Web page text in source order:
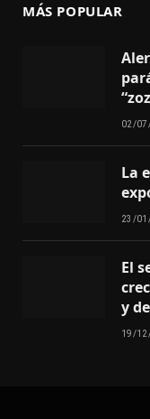
MÁS POPULAR
02/
La
23/
El
y
19/